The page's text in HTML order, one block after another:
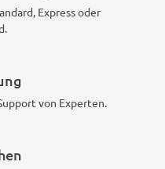
Express oder
von Experten.